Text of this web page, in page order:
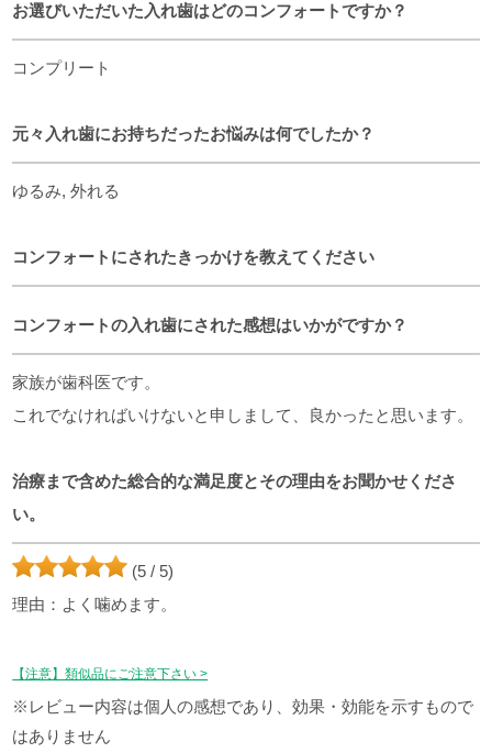
お選びいただいた入れ歯はどのコンフォートですか？
コンプリート
元々入れ歯にお持ちだったお悩みは何でしたか？
ゆるみ, 外れる
コンフォートにされたきっかけを教えてください
コンフォートの入れ歯にされた感想はいかがですか？
家族が歯科医です。
これでなければいけないと申しまして、良かったと思います。
治療まで含めた総合的な満足度とその理由をお聞かせくださ
い。
(5 / 5)
理由：よく噛めます。
【注意】類似品にご注意下さい >
※レビュー内容は個人の感想であり、効果・効能を示すもので
はありません